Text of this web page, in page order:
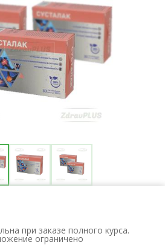
при заказе полного курса.
ограничено